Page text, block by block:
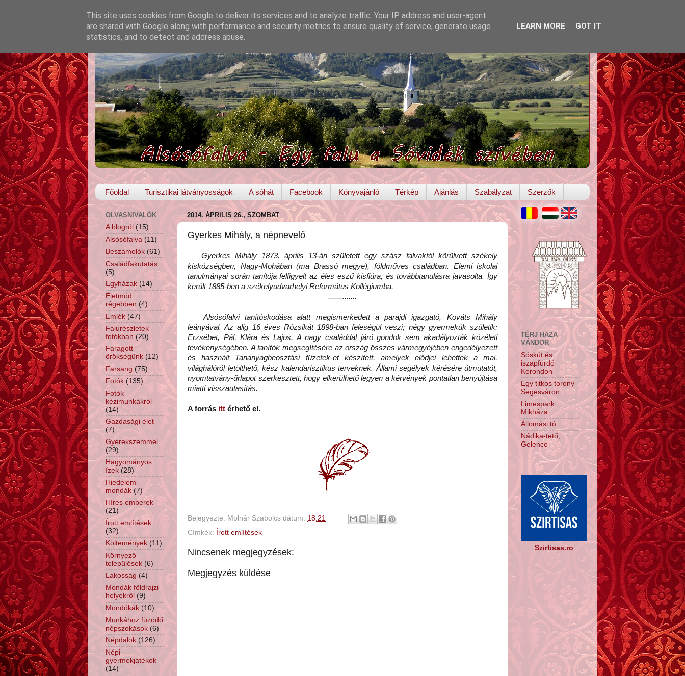
Főoldal Turisztikai látványosságok A sóhát Facebook Könyvajánló Térkép Ajánlás Szabályzat Szerzők
2014. ÁPRILIS 26., SZOMBAT
Gyerkes Mihály, a népnevelő
Gyerkes Mihály 1873. április 13-án született egy szász falvaktól körülvett székely
kisközségben, Nagy-Mohában (ma Brassó megye), földműves családban. Elemi iskolai
tanulmányai során tanítója felfigyelt az éles eszű kisfiúra, és továbbtanulásra javasolta. Így
került 1885-ben a székelyudvarhelyi Református Kollégiumba.
..............
Alsósófalvi tanítóskodása alatt megismerkedett a parajdi igazgató, Kováts Mihály
leányával. Az alig 16 éves Rózsikát 1898-ban feleségül veszi; négy gyermekük születik:
Erzsébet, Pál, Klára és Lajos. A nagy családdal járó gondok sem akadályozták közéleti
tevékenységében. A tanítók megsegítésére az ország összes vármegyéjében engedélyezett
és használt Tananyagbeosztási füzetek-et készített, amelyek elődjei lehettek a mai,
világhálóról letölthető, kész kalendarisztikus terveknek. Állami segélyek kérésére útmutatót,
nyomtatvány-űrlapot szerkesztett, hogy elkerülhető legyen a kérvények pontatlan benyújtása
miatti visszautasítás.
A forrás itt érhető el.
Bejegyezte: Molnár Szabolcs dátum: 18:21
Címkék:
Írott említések
Nincsenek megjegyzések:
Megjegyzés küldése
OLVASNIVALÓK
A blogról (15)
Alsósófalva (11)
Beszámolók (61)
Családfakutatás
(5)
Egyházak (14)
Életmód
régebben (4)
Emlék (47)
Falurészletek
fotókban (20)
Faragott
örökségünk (12)
Farsang (75)
Fotók (135)
Fotók
kézimunkákról
(14)
Gazdasági élet
(7)
Gyerekszemmel
(29)
Hagyományos
ízek (28)
Hiedelem-
mondák (7)
Híres emberek
(21)
Írott említések
(32)
Költemények (11)
Környező
települések (6)
Lakosság (4)
Mondák földrajzi
helyekről (9)
Mondókák (10)
Munkához füzödő
népszokások (6)
Népdalok (126)
Népi
gyermekjátékok
(14)
TÉRJ HAZA
VÁNDOR
Sóskút és
iszapfürdő
Korondon
Egy titkos torony
Segesváron
Limespark,
Mikháza
Állomási tó
Nádika-tető,
Gelence
Szirtisas.ro
This site uses cookies from Google to deliver its services and to analyze traffic. Your IP address and user-agent
are shared with Google along with performance and security metrics to ensure quality of service, generate usage
statistics, and to detect and address abuse.
LEARN MORE GOT IT